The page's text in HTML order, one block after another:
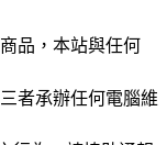
品，本站與任何
者承辦任何電腦維